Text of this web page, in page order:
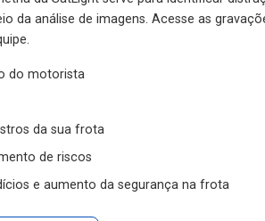
da análise de imagens. Acesse as
do motorista
da sua frota
de riscos
e aumento da segurança na frota